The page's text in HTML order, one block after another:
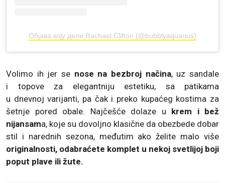
Објава коју дели Rachael Clifton (@bubblyaquarius)
Volimo ih jer se nose na bezbroj načina, uz sandale
i topove za elegantniju estetiku, sa patikama
u dnevnoj varijanti, pa čak i preko kupaćeg kostima za
šetnje pored obale. Najčešće dolaze u krem i bež
nijansama, koje su dovoljno klasične da obezbede dobar
stil i narednih sezona, međutim ako želite malo više
originalnosti, odabraćete komplet u nekoj svetlijoj boji
poput plave ili žute.